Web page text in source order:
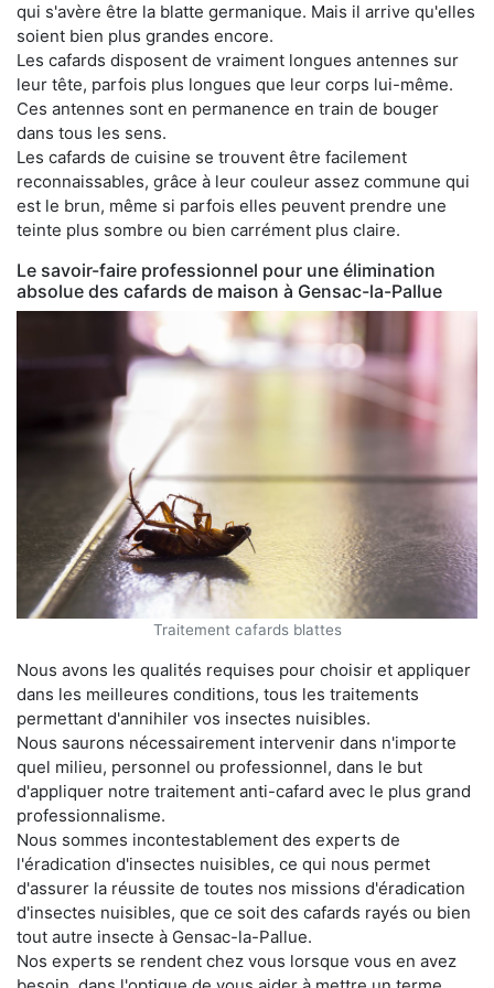
qui s'avère être la blatte germanique. Mais il arrive qu'elles
soient bien plus grandes encore.
Les cafards disposent de vraiment longues antennes sur
leur tête, parfois plus longues que leur corps lui-même.
Ces antennes sont en permanence en train de bouger
dans tous les sens.
Les cafards de cuisine se trouvent être facilement
reconnaissables, grâce à leur couleur assez commune qui
est le brun, même si parfois elles peuvent prendre une
teinte plus sombre ou bien carrément plus claire.
Le savoir-faire professionnel pour une élimination
absolue des cafards de maison à Gensac-la-Pallue
Traitement cafards blattes
Nous avons les qualités requises pour choisir et appliquer
dans les meilleures conditions, tous les traitements
permettant d'annihiler vos insectes nuisibles.
Nous saurons nécessairement intervenir dans n'importe
quel milieu, personnel ou professionnel, dans le but
d'appliquer notre traitement anti-cafard avec le plus grand
professionnalisme.
Nous sommes incontestablement des experts de
l'éradication d'insectes nuisibles, ce qui nous permet
d'assurer la réussite de toutes nos missions d'éradication
d'insectes nuisibles, que ce soit des cafards rayés ou bien
tout autre insecte à Gensac-la-Pallue.
Nos experts se rendent chez vous lorsque vous en avez